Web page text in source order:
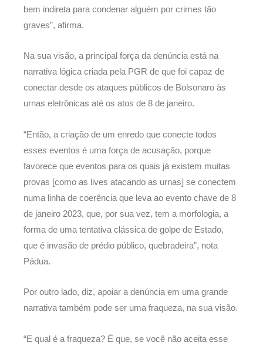
bem indireta para condenar alguém por crimes tão
graves”, afirma.
Na sua visão, a principal força da denúncia está na
narrativa lógica criada pela PGR de que foi capaz de
conectar desde os ataques públicos de Bolsonaro às
urnas eletrônicas até os atos de 8 de janeiro.
“Então, a criação de um enredo que conecte todos
esses eventos é uma força de acusação, porque
favorece que eventos para os quais já existem muitas
provas [como as lives atacando as urnas] se conectem
numa linha de coerência que leva ao evento chave de 8
de janeiro 2023, que, por sua vez, tem a morfologia, a
forma de uma tentativa clássica de golpe de Estado,
que é invasão de prédio público, quebradeira”, nota
Pádua.
Por outro lado, diz, apoiar a denúncia em uma grande
narrativa também pode ser uma fraqueza, na sua visão.
“E qual é a fraqueza? É que, se você não aceita esse